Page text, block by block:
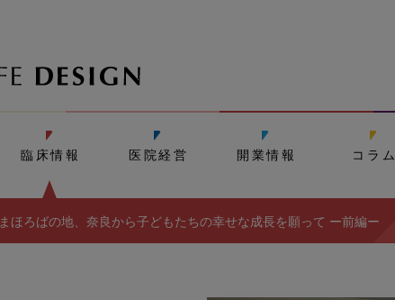
臨床情報 医院経営 開業情報 コラム
まほろばの地、奈良から子どもたちの幸せな成長を願って ー前編ー